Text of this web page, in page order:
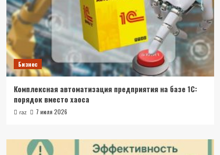
Бизнес
Комплексная автоматизация предприятия на базе 1С:
порядок вместо хаоса
raz 7 июля 2026